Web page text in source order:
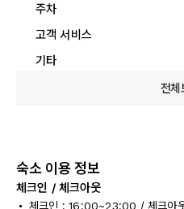
주차
고객 서비스
기타
전체
숙소 이용 정보
체크인 / 체크아웃
체크인 : 16:00~23:00 / 체크아